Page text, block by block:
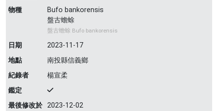
物種
Bufo bankorensis
盤古蟾蜍
盤古蟾蜍 Bufo bankorensis
日期
2023-11-17
地點
南投縣信義鄉
紀錄者
楊宣柔
鑑定
最後修改於 2023-12-02